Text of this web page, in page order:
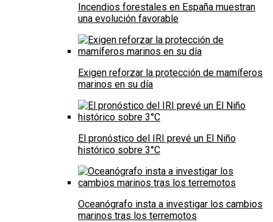
Incendios forestales en España muestran
una evolución favorable
Exigen reforzar la protección de mamíferos
marinos en su día
El pronóstico del IRI prevé un El Niño
histórico sobre 3°C
Oceanógrafo insta a investigar los cambios
marinos tras los terremotos